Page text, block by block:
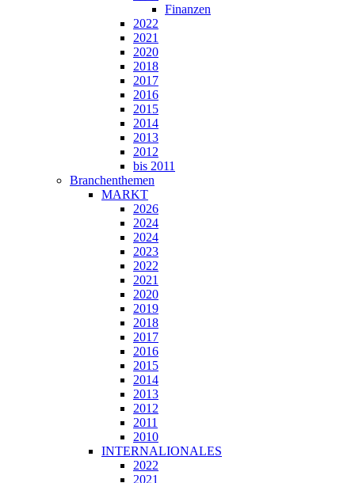
Finanzen
2022
2021
2020
2018
2017
2016
2015
2014
2013
2012
bis 2011
Branchenthemen
MARKT
2026
2024
2024
2023
2022
2021
2020
2019
2018
2017
2016
2015
2014
2013
2012
2011
2010
INTERNALIONALES
2022
2021